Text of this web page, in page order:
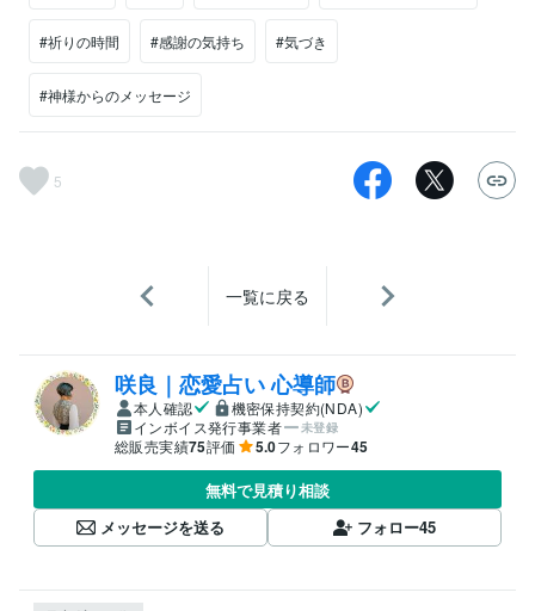
#祈りの時間 #感謝の気持ち #気づき
#神様からのメッセージ
5
一覧に戻る
咲良｜恋愛占い 心導師
本人確認
機密保持契約(NDA)
インボイス発行事業者
未登録
総販売実績75評価 5.0フォロワー45
無料で見積り相談
メッセージを送る
フォロー45